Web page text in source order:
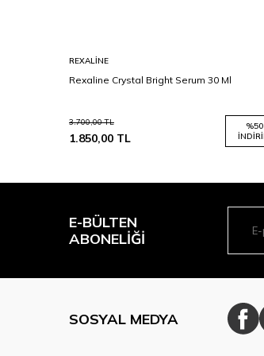
REXALINE
Rexaline Crystal Bright Serum 30 Ml
3.700,00TL
1.850,00 TL
%50
E-BÜLTEN
ABONELIĞI
SOSYAL MEDYA